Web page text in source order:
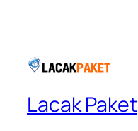
Lacak Paket